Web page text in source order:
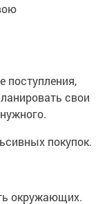
свои
покупок.
окружающих.